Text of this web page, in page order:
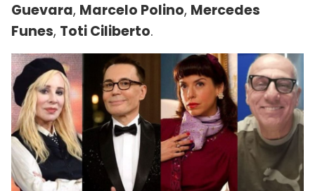
Guevara, Marcelo Polino, Mercedes
Funes, Toti Ciliberto.